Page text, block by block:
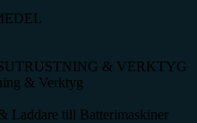
& VERKTYG
& Verktyg
Laddare till Batterimaskiner